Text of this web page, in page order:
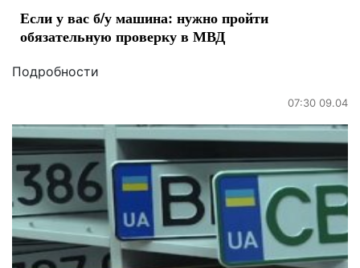
Если у вас б/у машина: нужно пройти
обязательную проверку в МВД
Подробности
07:30 09.04